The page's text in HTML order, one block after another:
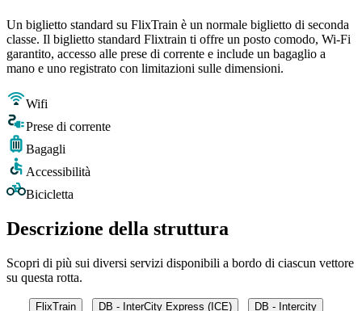
Un biglietto standard su FlixTrain è un normale biglietto di seconda
classe. Il biglietto standard Flixtrain ti offre un posto comodo, Wi-Fi
garantito, accesso alle prese di corrente e include un bagaglio a
mano e uno registrato con limitazioni sulle dimensioni.
Wifi
Prese di corrente
Bagagli
Accessibilità
Bicicletta
Descrizione della struttura
Scopri di più sui diversi servizi disponibili a bordo di ciascun vettore
su questa rotta.
FlixTrain DB - InterCity Express (ICE) DB - Intercity